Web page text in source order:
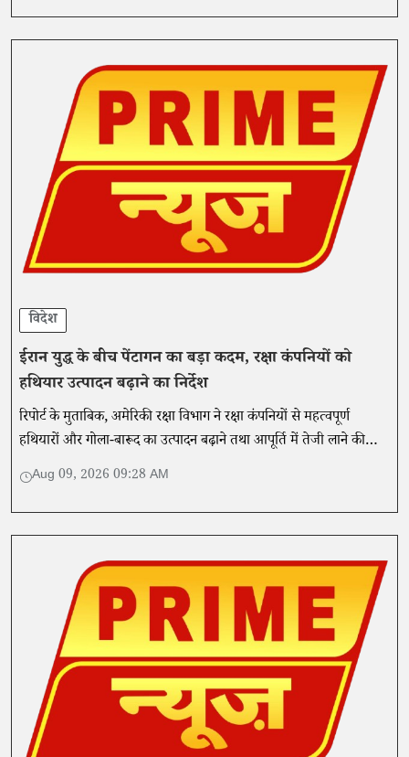
विदेश
ईरान युद्ध के बीच पेंटागन का बड़ा कदम, रक्षा कंपनियों को
हथियार उत्पादन बढ़ाने का निर्देश
रिपोर्ट के मुताबिक, अमेरिकी रक्षा विभाग ने रक्षा कंपनियों से महत्वपूर्ण
हथियारों और गोला-बारूद का उत्पादन बढ़ाने तथा आपूर्ति में तेजी लाने की
योजना 21 दिनों में पेश करने को कहा है।
Aug 09, 2026 09:28 AM